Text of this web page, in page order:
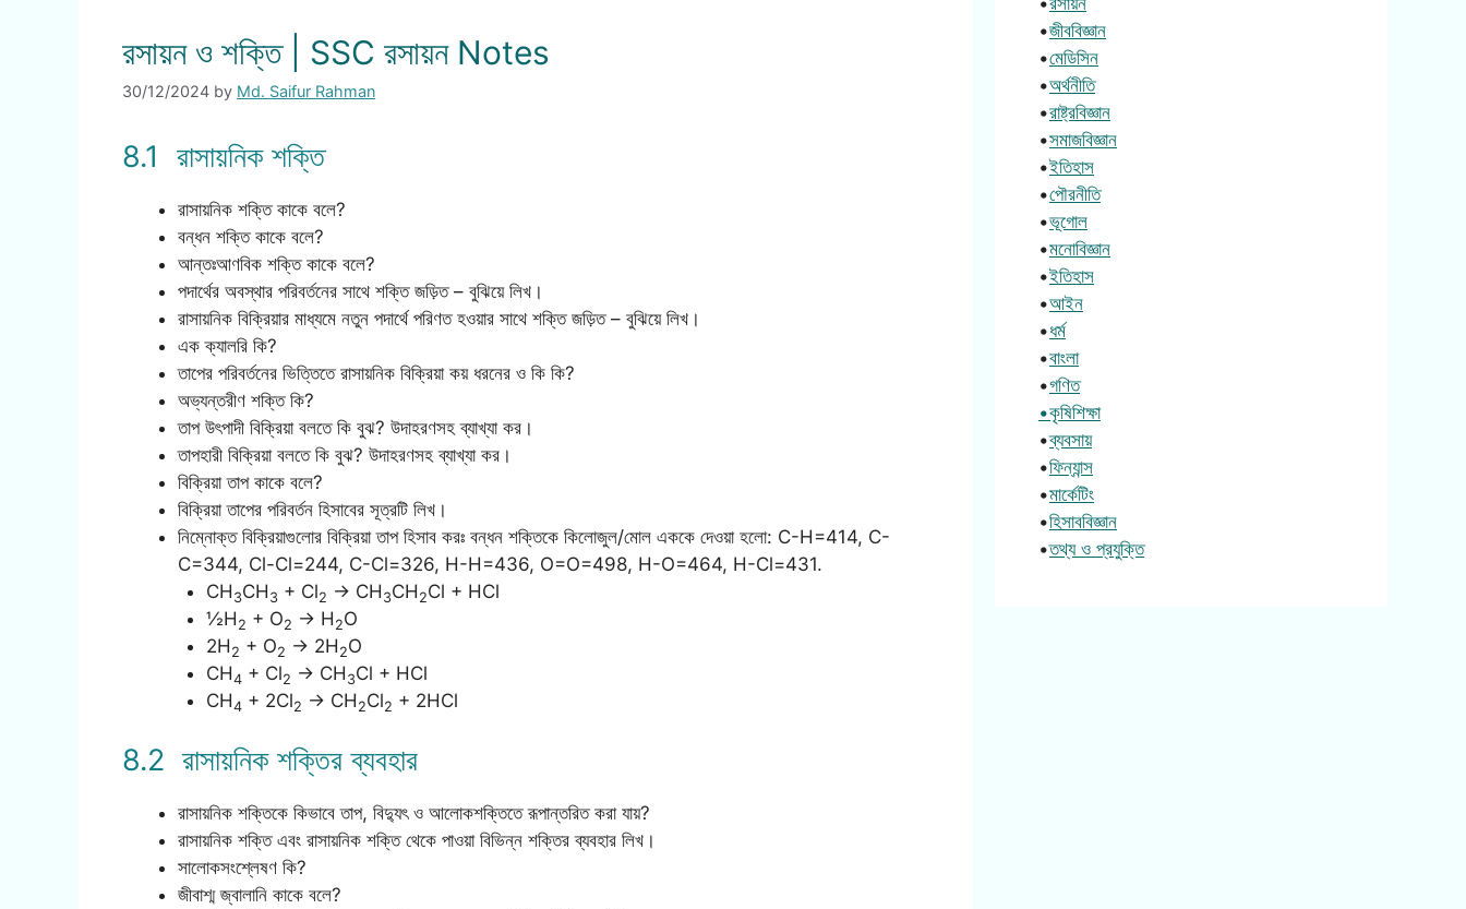
রসায়ন ও শক্তি | SSC রসায়ন Notes
30/12/2024 by Md. Saifur Rahman
8.1 রাসায়নিক শক্তি
রাসায়নিক শক্তি কাকে বলে?
বন্ধন শক্তি কাকে বলে?
আন্তঃআণবিক শক্তি কাকে বলে?
পদার্থের অবস্থার পরিবর্তনের সাথে শক্তি জড়িত – বুঝিয়ে লিখ।
রাসায়নিক বিক্রিয়ার মাধ্যমে নতুন পদার্থে পরিণত হওয়ার সাথে শক্তি জড়িত – বুঝিয়ে লিখ।
এক ক্যালরি কি?
তাপের পরিবর্তনের ভিত্তিতে রাসায়নিক বিক্রিয়া কয় ধরনের ও কি কি?
অভ্যন্তরীণ শক্তি কি?
তাপ উৎপাদী বিক্রিয়া বলতে কি বুঝ? উদাহরণসহ ব্যাখ্যা কর।
তাপহারী বিক্রিয়া বলতে কি বুঝ? উদাহরণসহ ব্যাখ্যা কর।
বিক্রিয়া তাপ কাকে বলে?
বিক্রিয়া তাপের পরিবর্তন হিসাবের সূত্রটি লিখ।
নিম্নোক্ত বিক্রিয়াগুলোর বিক্রিয়া তাপ হিসাব করঃ বন্ধন শক্তিকে কিলোজুল/মোল এককে দেওয়া হলো: C-H=414, C-
C=344, Cl-Cl=244, C-Cl=326, H-H=436, O=O=498, H-O=464, H-Cl=431.
CH 3CH 3 + Cl2 → CH 3CH 2Cl + HCl
½H 2 + O2 → H 2O
2H 2 + O2 → 2H 2O
CH4 + Cl2 → CH 3Cl + HCl
CH4 + 2Cl2 → CH 2Cl2 + 2HCl
8.2 রাসায়নিক শক্তির ব্যবহার
রাসায়নিক শক্তিকে কিভাবে তাপ, বিদ্যুৎ ও আলোকশক্তিতে রূপান্তরিত করা যায়?
রাসায়নিক শক্তি এবং রাসায়নিক শক্তি থেকে পাওয়া বিভিন্ন শক্তির ব্যবহার লিখ।
সালোকসংশ্লেষণ কি?
জীবাশ্ম জ্বালানি কাকে বলে?
•জীববিজ্ঞান
•মেডিসিন
•অর্থনীতি
•রাষ্ট্রবিজ্ঞান
•সমাজবিজ্ঞান
•ইতিহাস
•পৌরনীতি
•ভূগোল
•মনোবিজ্ঞান
•ইতিহাস
•আইন
•ধর্ম
•বাংলা
•গণিত
•কৃষিশিক্ষা
•ব্যবসায়
•ফিন্যান্স
•মার্কেটিং
•হিসাববিজ্ঞান
•তথ্য ও প্রযুক্তি